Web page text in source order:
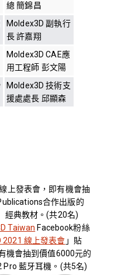
總 簡錦昌
Moldex3D 副執行
長 許嘉翔
Moldex3D CAE應
用工程師 彭文陽
Moldex3D 技術支
援處處長 邱顯森
上發表會，即有機會抽
合作出版的
經典教材。(共20名)
Taiwan Facebook粉絲
2021 線上發表會 」貼
機會抽到價值6000元的
藍牙耳機。(共5名)